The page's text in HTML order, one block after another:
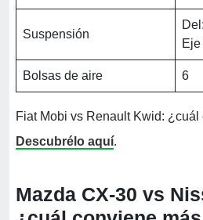
Suspensión
Bolsas de aire 6
Fiat Mobi vs Renault Kwid:
Descubrélo aquí.
Mazda CX-30 vs